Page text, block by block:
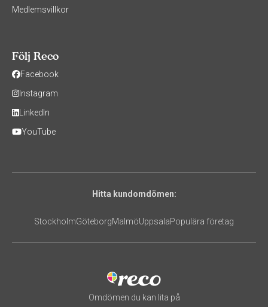
Medlemsvillkor
Följ Reco
Facebook
Instagram
LinkedIn
YouTube
Hitta kundomdömen:
StockholmGöteborgMalmöUppsalaPopulära företag
Omdömen du kan lita på